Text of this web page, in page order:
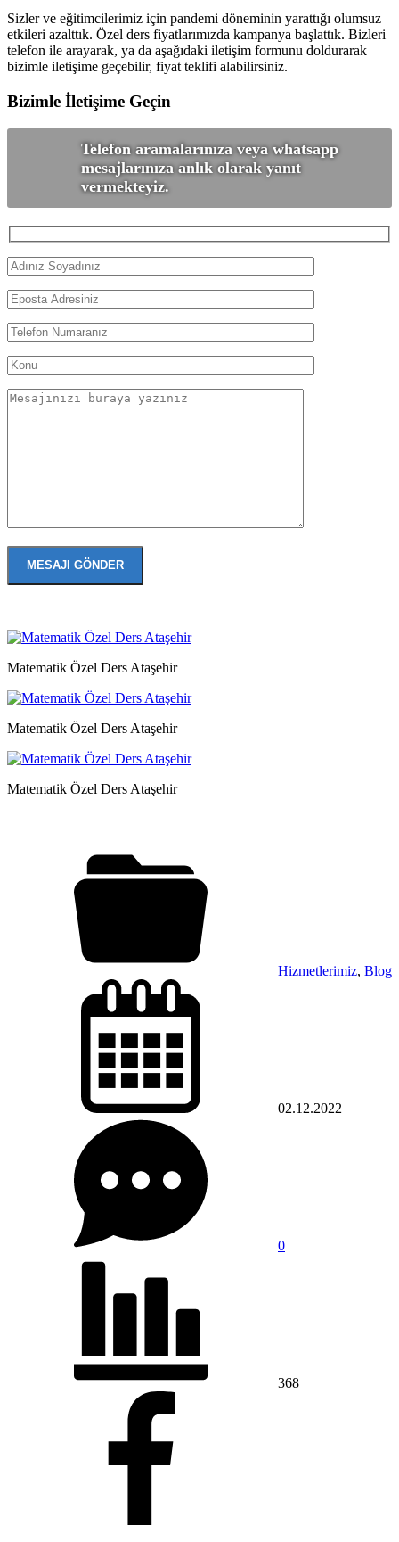
Sizler ve eğitimcilerimiz için pandemi döneminin yarattığı olumsuz
etkileri azalttık. Özel ders fiyatlarımızda kampanya başlattık. Bizleri
telefon ile arayarak, ya da aşağıdaki iletişim formunu doldurarak
bizimle iletişime geçebilir, fiyat teklifi alabilirsiniz.
Bizimle İletişime Geçin
Telefon aramalarınıza veya whatsapp
mesajlarınıza anlık olarak yanıt
vermekteyiz.
Matematik Özel Ders Ataşehir
Matematik Özel Ders Ataşehir
Matematik Özel Ders Ataşehir
Hizmetlerimiz, Blog
02.12.2022
0
368